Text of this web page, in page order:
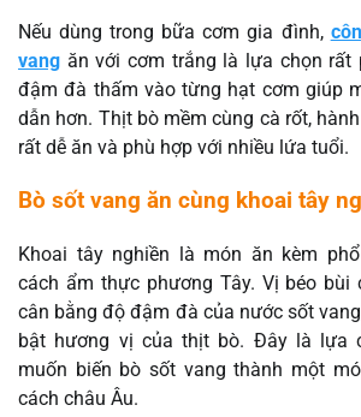
Nếu dùng trong bữa cơm gia đình,
vang ăn với cơm trắng là lựa chọn rất
đậm đà thấm vào từng hạt cơm giúp
dẫn hơn. Thịt bò mềm cùng cà rốt,
rất dễ ăn và phù hợp với nhiều lứa tuổi.
Bò sốt vang ăn cùng khoai tây
Khoai tây nghiền là món ăn kèm
cách ẩm thực phương Tây. Vị béo bùi
cân bằng độ đậm đà của nước sốt
bật hương vị của thịt bò. Đây là lựa
muốn biến bò sốt vang thành một
cách châu Âu.